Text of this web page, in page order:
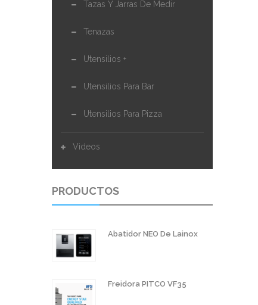
Tazas Y Jarras De Medir
Tenazas
Utensilios +
Utensilios Para Bar
Utensilios Para Pizza
Videos
PRODUCTOS
Abatidor NEO De Lainox
Freidora PITCO VF35